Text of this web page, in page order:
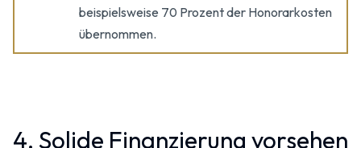
beispielsweise 70 Prozent der Honorarkosten
übernommen.
4. Solide Finanzierung vorsehen